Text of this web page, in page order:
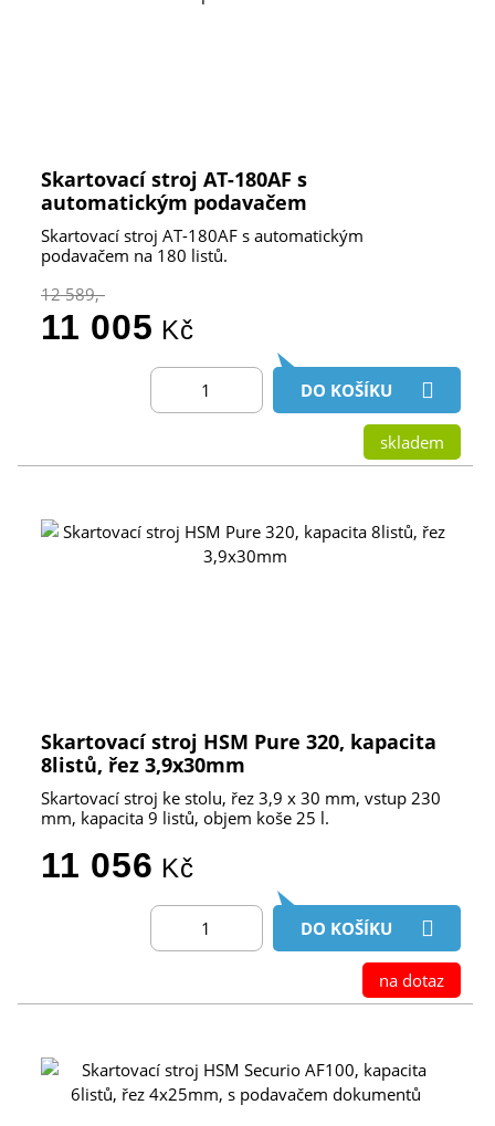
Skartovací stroj AT-180AF s
automatickým podavačem
Skartovací stroj AT-180AF s automatickým
podavačem na 180 listů.
12 589,-
11 005 Kč
DO KOŠÍKU
skladem
Skartovací stroj HSM Pure 320, kapacita
8listů, řez 3,9x30mm
Skartovací stroj ke stolu, řez 3,9 x 30 mm, vstup 230
mm, kapacita 9 listů, objem koše 25 l.
11 056 Kč
DO KOŠÍKU
na dotaz